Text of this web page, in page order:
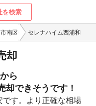
を検索
南区 セレナハイム西浦和
却
ら
却できそうです！
す。より正確な相場